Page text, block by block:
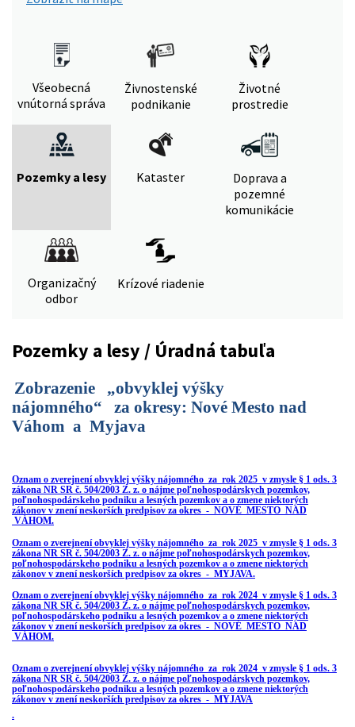
Všeobecná
vnútorná správa
Živnostenské
podnikanie
Životné
prostredie
Pozemky a lesy Kataster
Doprava a
pozemné
komunikácie
Organizačný
odbor
Krízové riadenie
Pozemky a lesy / Úradná tabuľa
Zobrazenie „obvyklej výšky
nájomného“ za okresy: Nové Mesto nad
Váhom a Myjava
Oznam o zverejnení obvyklej výšky nájomného za rok 2025 v zmysle § 1 ods. 3
zákona NR SR č. 504/2003 Z. z. o nájme poľnohospodárskych pozemkov,
poľnohospodárskeho podniku a lesných pozemkov a o zmene niektorých
zákonov v znení neskorších predpisov za okres - NOVÉ MESTO NAD
VÁHOM.
Oznam o zverejnení obvyklej výšky nájomného za rok 2025 v zmysle § 1 ods. 3
zákona NR SR č. 504/2003 Z. z. o nájme poľnohospodárskych pozemkov,
poľnohospodárskeho podniku a lesných pozemkov a o zmene niektorých
zákonov v znení neskorších predpisov za okres - MYJAVA.
Oznam o zverejnení obvyklej výšky nájomného za rok 2024 v zmysle § 1 ods. 3
zákona NR SR č. 504/2003 Z. z. o nájme poľnohospodárskych pozemkov,
poľnohospodárskeho podniku a lesných pozemkov a o zmene niektorých
zákonov v znení neskorších predpisov za okres - NOVÉ MESTO NAD
VÁHOM.
Oznam o zverejnení obvyklej výšky nájomného za rok 2024 v zmysle § 1 ods. 3
zákona NR SR č. 504/2003 Z. z. o nájme poľnohospodárskych pozemkov,
poľnohospodárskeho podniku a lesných pozemkov a o zmene niektorých
zákonov v znení neskorších predpisov za okres - MYJAVA
.